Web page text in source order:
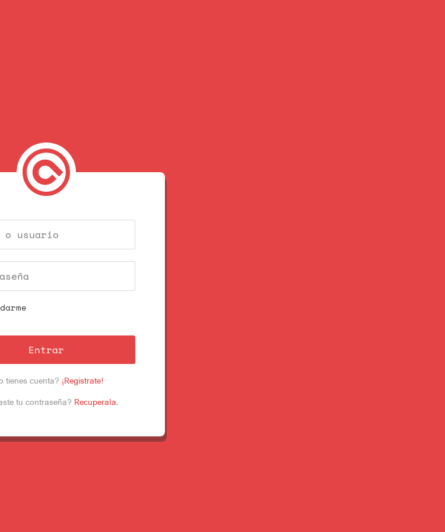
Entrar
tienes cuenta? ¡Registrate!
tu contraseña? Recuperala.